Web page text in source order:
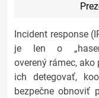
Incident response
je len o
overený rámec,
ich detegovať,
bezpečne obnoviť